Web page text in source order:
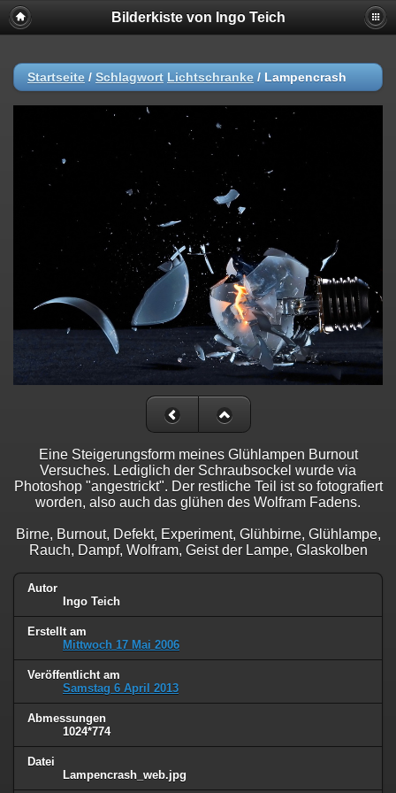
Bilderkiste von Ingo Teich
Startseite / Schlagwort Lichtschranke / Lampencrash
Eine Steigerungsform meines Glühlampen Burnout
Versuches. Lediglich der Schraubsockel wurde via
Photoshop "angestrickt". Der restliche Teil ist so fotografiert
worden, also auch das glühen des Wolfram Fadens.
Birne, Burnout, Defekt, Experiment, Glühbirne, Glühlampe,
Rauch, Dampf, Wolfram, Geist der Lampe, Glaskolben
Autor
Ingo Teich
Erstellt am
Mittwoch 17 Mai 2006
Veröffentlicht am
Samstag 6 April 2013
Abmessungen
1024*774
Datei
Lampencrash_web.jpg